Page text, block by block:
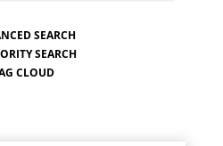
SEARCH
SEARCH
CLOUD